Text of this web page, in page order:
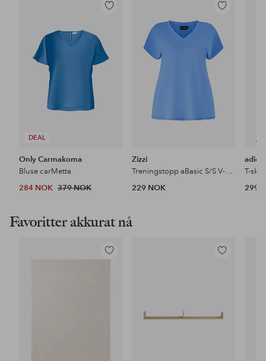
DEAL
Legg
Only Carmakoma
Bluse carMetta
284 NOK 379 NOK
Legg
favoritter
Zizzi
Treningstopp aBasic S/S V-neck Tee
229 NOK
T-
299
Favoritter akkurat nå
Legg
Legg